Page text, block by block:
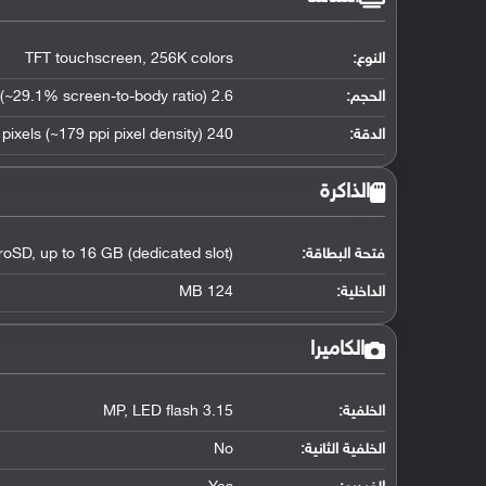
النوع: TFT touchscreen, 256K colors
الحجم: 2.6 inches (~29.1% screen-to-body ratio)
الدقة: 240 x 400 pixels (~179 ppi pixel density)
الذاكرة
فتحة البطاقة: up to 16 GB (dedicated slot)
الداخلية: 124 MB
الكاميرا
الخلفية: 3.15 MP, LED flash
الخلفية الثانية: No